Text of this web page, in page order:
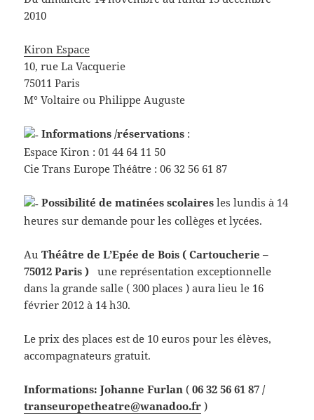
2010
Kiron Espace
10, rue La Vacquerie
75011 Paris
M° Voltaire ou Philippe Auguste
Informations /réservations :
Espace Kiron : 01 44 64 11 50
Cie Trans Europe Théâtre : 06 32 56 61 87
Possibilité de matinées scolaires les lundis à 14
heures sur demande pour les collèges et lycées.
AuThéâtre de L’Epée de Bois ( Cartoucherie –
75012 Paris ) une représentation exceptionnelle
dans la grande salle ( 300 places ) aura lieu le 16
février 2012 à 14 h30.
Le prix des places est de 10 euros pour les élèves,
accompagnateurs gratuit.
Informations: Johanne Furlan (06 32 56 61 87 /
transeuropetheatre@wanadoo.fr )